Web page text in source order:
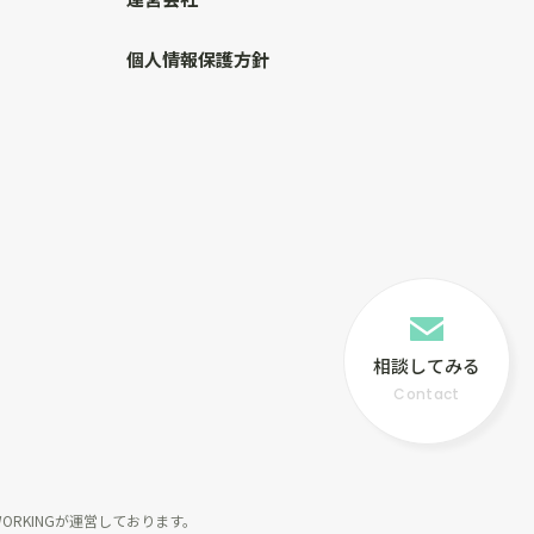
相談してみる
Contact
個人情報保護方針
が運営しております。